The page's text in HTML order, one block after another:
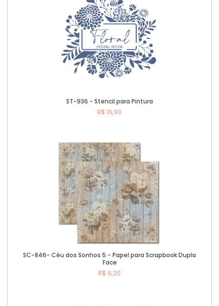
ST-936 - Stencil para Pintura
R$ 16,90
SC-846- Céu dos Sonhos 5 - Papel para Scrapbook Dupla
Face
R$ 6,20